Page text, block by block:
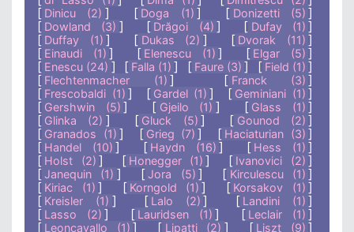
[ Dinicu (2) ] [ Doga (1) ] [ Donizetti (5) ]
[ Dowland (3) ] [ Drăgoi (4) ] [ Dufay (1) ]
[ Duffay (1) ] [ Dukas (2) ] [ Dvorak (11) ]
[ Einaudi (1) ] [ Elenescu (1) ] [ Elgar (5) ]
[ Enescu (24) ] [ Falla (1) ] [ Faure (3) ] [ Field (1) ]
[ Flechtenmacher (1) ] [ Franck (3) ]
[ Frescobaldi (1) ] [ Gardel (1) ] [ Geminiani (1) ]
[ Gershwin (5) ] [ Gjeilo (1) ] [ Glass (1) ]
[ Glinka (2) ] [ Gluck (5) ] [ Gounod (2) ]
[ Granados (1) ] [ Grieg (7) ] [ Haciaturian (3) ]
[ Handel (10) ] [ Haydn (16) ] [ Hess (1) ]
[ Holst (2) ] [ Honegger (1) ] [ Ivanovici (2) ]
[Janequin (1) ] [Jora (5) ] [ Kirculescu (1) ]
[ Kiriac (1) ] [ Korngold (1) ] [ Korsakov (1) ]
[ Kreisler (1) ] [ Lalo (2) ] [ Landini (1) ]
[ Lasso (2) ] [ Lauridsen (1) ] [ Leclair (1) ]
[ Leoncavallo (1) ] [ Lipatti (2) ] [ Liszt (9) ]